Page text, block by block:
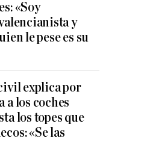
«Soy
y
le pese es su
explica por
a los coches
los topes que
«Se las